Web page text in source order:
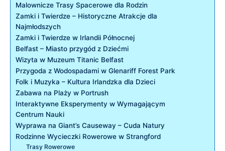
Malownicze Trasy Spacerowe dla Rodzin
Zamki i Twierdze – Historyczne Atrakcje dla
Najmłodszych
Zamki i Twierdze w Irlandii Północnej
Belfast – Miasto przygód z Dziećmi
Wizyta w Muzeum Titanic Belfast
Przygoda z Wodospadami w Glenariff Forest Park
Folk i Muzyka – Kultura Irlandzka dla Dzieci
Zabawa na Plaży w Portrush
Interaktywne Eksperymenty w Wymagającym
Centrum Nauki
Wyprawa na Giant’s Causeway – Cuda Natury
Rodzinne Wycieczki Rowerowe w Strangford
Trasy Rowerowe